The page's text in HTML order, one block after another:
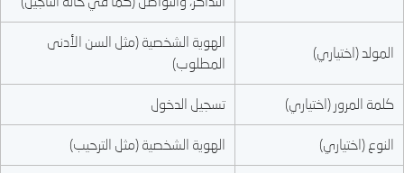
المولد (اختياري)
الهوية الشخصية (مثل السن الأدنى
المطلوب)
كلمة المرور (اختياري)
تسجيل الدخول
النوع (اختياري)
الهوية الشخصية (مثل الترحيب)